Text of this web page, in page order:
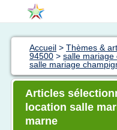
Accueil > Thèmes &
94500 > salle mariage
salle mariage
Articles
location salle
marne